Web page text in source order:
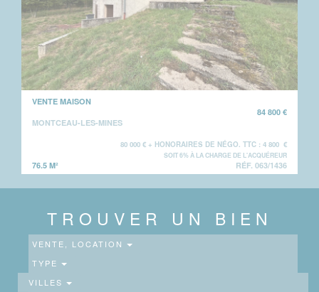
VENTE MAISON
84 800 €
MONTCEAU-LES-MINES
80 000 € + HONORAIRES DE NÉGO. TTC : 4 800 €
SOIT 6% À LA CHARGE DE L'ACQUÉREUR
76.5 M² RÉF. 063/1436
TROUVER UN BIEN
VENTE, LOCATION
TYPE
VILLES